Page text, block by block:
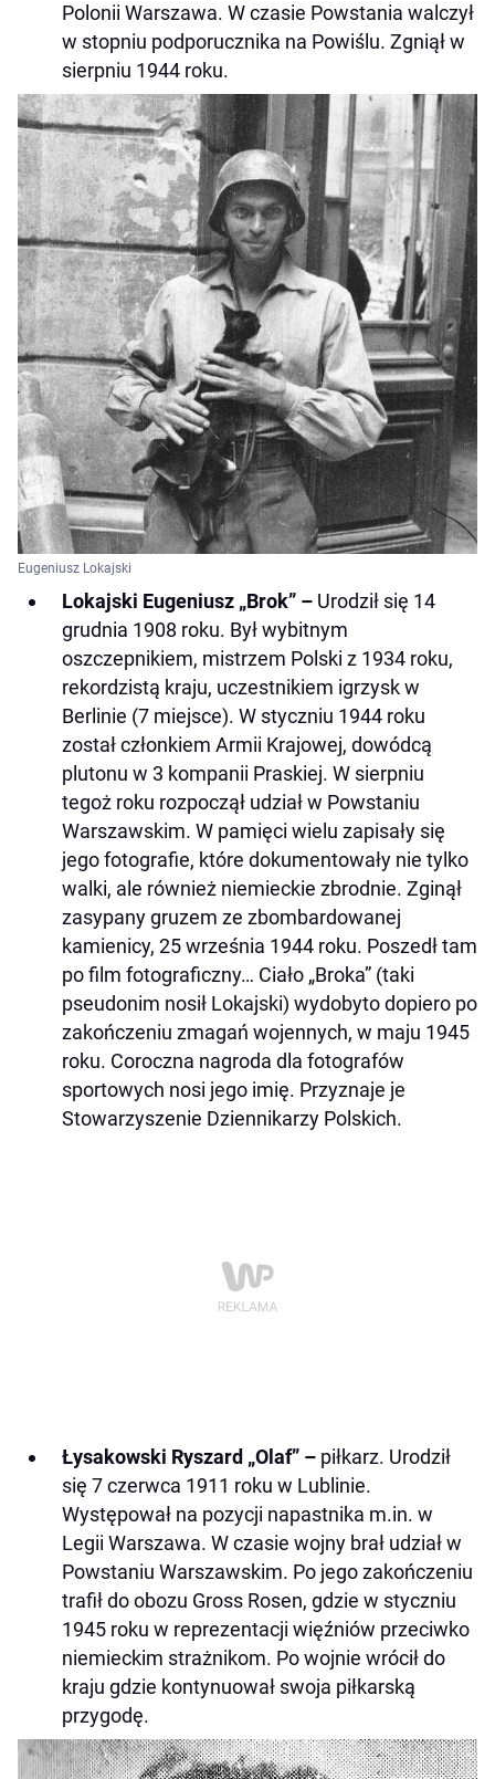
Polonii Warszawa. W czasie Powstania walczył
w stopniu podporucznika na Powiślu. Zgniął w
sierpniu 1944 roku.
Eugeniusz Lokajski
Lokajski Eugeniusz „Brok” – Urodził się 14
grudnia 1908 roku. Był wybitnym
oszczepnikiem, mistrzem Polski z 1934 roku,
rekordzistą kraju, uczestnikiem igrzysk w
Berlinie (7 miejsce). W styczniu 1944 roku
został członkiem Armii Krajowej, dowódcą
plutonu w 3 kompanii Praskiej. W sierpniu
tegoż roku rozpoczął udział w Powstaniu
Warszawskim. W pamięci wielu zapisały się
jego fotografie, które dokumentowały nie tylko
walki, ale również niemieckie zbrodnie. Zginął
zasypany gruzem ze zbombardowanej
kamienicy, 25 września 1944 roku. Poszedł tam
po film fotograficzny… Ciało „Broka” (taki
pseudonim nosił Lokajski) wydobyto dopiero po
zakończeniu zmagań wojennych, w maju 1945
roku. Coroczna nagroda dla fotografów
sportowych nosi jego imię. Przyznaje je
Stowarzyszenie Dziennikarzy Polskich.
Łysakowski Ryszard „Olaf” – piłkarz. Urodził
się 7 czerwca 1911 roku w Lublinie.
Występował na pozycji napastnika m.in. w
Legii Warszawa. W czasie wojny brał udział w
Powstaniu Warszawskim. Po jego zakończeniu
trafił do obozu Gross Rosen, gdzie w styczniu
1945 roku w reprezentacji więźniów przeciwko
niemieckim strażnikom. Po wojnie wrócił do
kraju gdzie kontynuował swoja piłkarską
przygodę.